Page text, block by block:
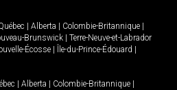
Alberta Colombie-Britannique
Brunswick
Terre-Neuve-et-Labrador
Écosse Île-du-Prince-Édouard
Alberta Colombie-Britannique